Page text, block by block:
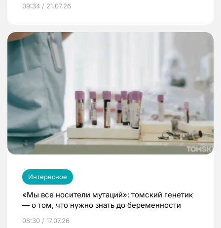
09:34 / 21.07.26
Интересное
«Мы все носители мутаций»: томский генетик
— о том, что нужно знать до беременности
08:30 / 17.07.26